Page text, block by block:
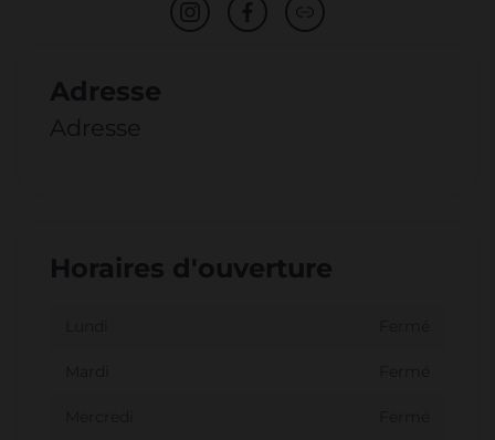
Adresse
Adresse
Horaires d'ouverture